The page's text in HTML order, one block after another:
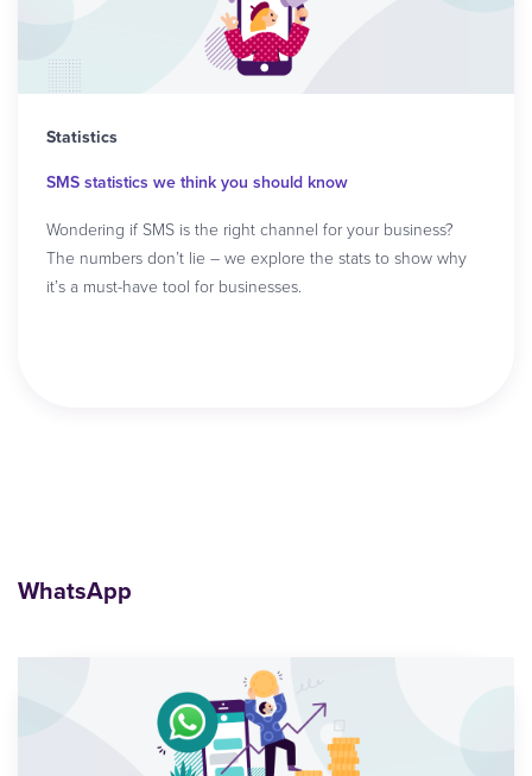
Statistics
SMS statistics we think you should know
Wondering if SMS is the right channel for your business?
The numbers don’t lie – we explore the stats to show why
it’s a must-have tool for businesses.
WhatsApp